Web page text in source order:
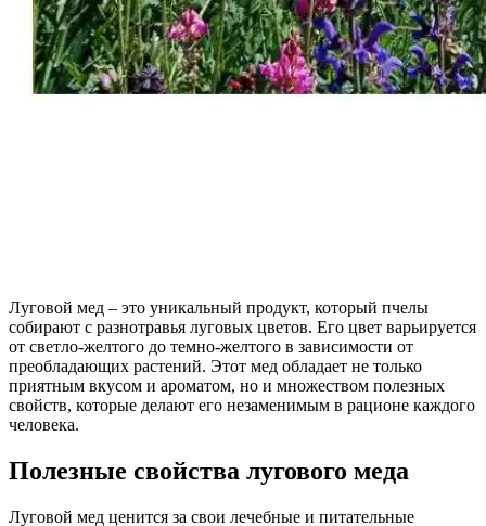
Луговой мед – это уникальный продукт, который пчелы
собирают с разнотравья луговых цветов. Его цвет варьируется
от светло-желтого до темно-желтого в зависимости от
преобладающих растений. Этот мед обладает не только
приятным вкусом и ароматом, но и множеством полезных
свойств, которые делают его незаменимым в рационе каждого
человека.
Полезные свойства лугового меда
Луговой мед ценится за свои лечебные и питательные